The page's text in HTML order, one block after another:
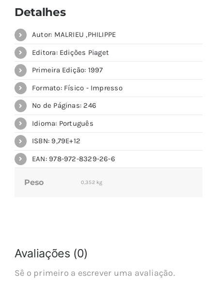
Detalhes
Autor: MALRIEU ,PHILIPPE
Editora: Edições Piaget
Primeira Edição: 1997
Formato: Físico - Impresso
Nº de Páginas: 246
Idioma: Português
ISBN: 9,79E+12
EAN: 978-972-8329-26-6
Peso 0,352 kg
Avaliações (0)
Sê o primeiro a escrever uma avaliação.